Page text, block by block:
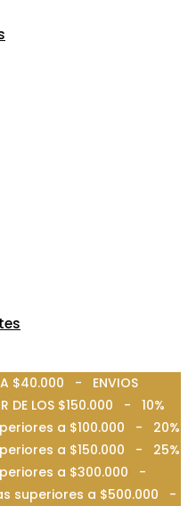
$40.000 - ENVIOS
LOS $150.000 - 10%
a $100.000 - 20%
a $150.000 - 25%
a $300.000 -
superiores a $500.000 -